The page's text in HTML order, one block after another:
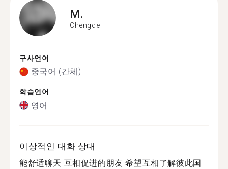
M.
Chengde
구사언어
중국어 (간체)
학습언어
영어
이상적인 대화 상대
能舒适聊天 互相促进的朋友 希望互相了解彼此国